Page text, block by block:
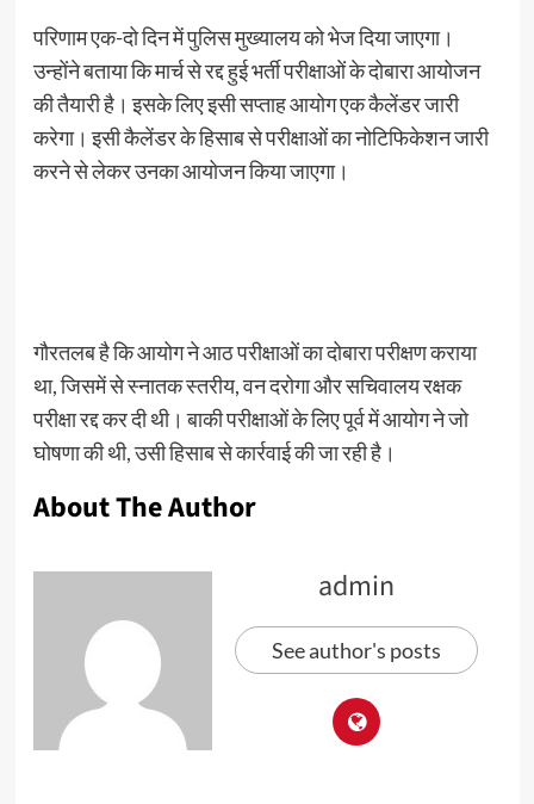
परिणाम एक-दो दिन में पुलिस मुख्यालय को भेज दिया जाएगा।
उन्होंने बताया कि मार्च से रद्द हुई भर्ती परीक्षाओं के दोबारा आयोजन
की तैयारी है। इसके लिए इसी सप्ताह आयोग एक कैलेंडर जारी
करेगा। इसी कैलेंडर के हिसाब से परीक्षाओं का नोटिफिकेशन जारी
करने से लेकर उनका आयोजन किया जाएगा।
गौरतलब है कि आयोग ने आठ परीक्षाओं का दोबारा परीक्षण कराया
था, जिसमें से स्नातक स्तरीय, वन दरोगा और सचिवालय रक्षक
परीक्षा रद्द कर दी थी। बाकी परीक्षाओं के लिए पूर्व में आयोग ने जो
घोषणा की थी, उसी हिसाब से कार्रवाई की जा रही है।
About The Author
admin
See author's posts